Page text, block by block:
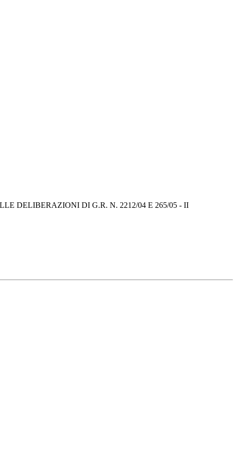
DELIBERAZIONI DI G.R. N. 2212/04 E 265/05 - II